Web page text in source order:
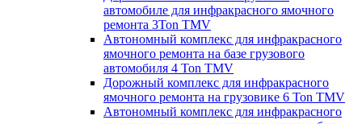
автомобиле для инфракрасного ямочного
ремонта 3Ton TMV
Автономный комплекс для инфракрасного
ямочного ремонта на базе грузового
автомобиля 4 Ton TMV
Дорожный комплекс для инфракрасного
ямочного ремонта на грузовике 6 Ton TMV
Автономный комплекс для инфракрасного